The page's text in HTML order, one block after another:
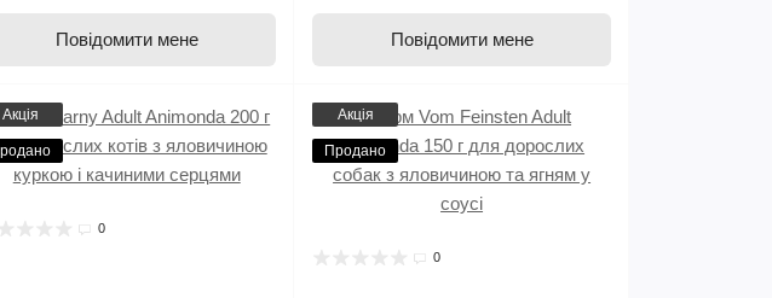
Повідомити мене Повідомити мене
Акція
0
Акція
Продано
0